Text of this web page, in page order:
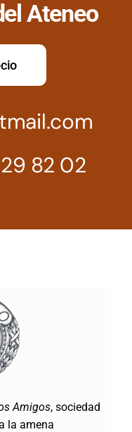
Ateneo
82 02
Amigos, sociedad
la amena